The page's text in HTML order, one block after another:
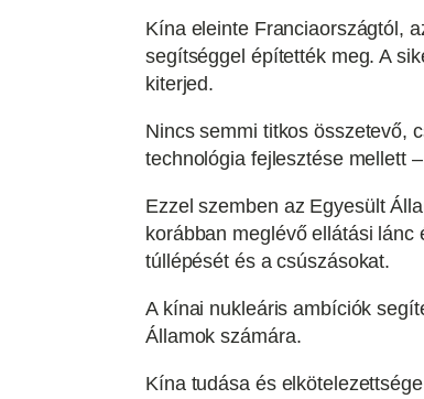
Kína eleinte Franciaországtól,
segítséggel építették meg. A
kiterjed.
Nincs semmi titkos összetevő,
technológia fejlesztése mellett
Ezzel szemben az Egyesült
korábban meglévő ellátási
túllépését és a csúszásokat.
A kínai nukleáris ambíciók
Államok számára.
Kína tudása és